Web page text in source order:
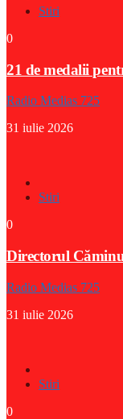
Stiri
0
21 de medalii
Radio Medias 725
31 iulie 2026
Stiri
0
Directorul
Radio Medias 725
31 iulie 2026
Stiri
0